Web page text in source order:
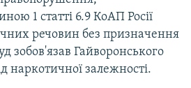
1 статті 6.9 КоАП Росії
речовин без призначення
зобов'язав Гайворонського
наркотичної залежності.